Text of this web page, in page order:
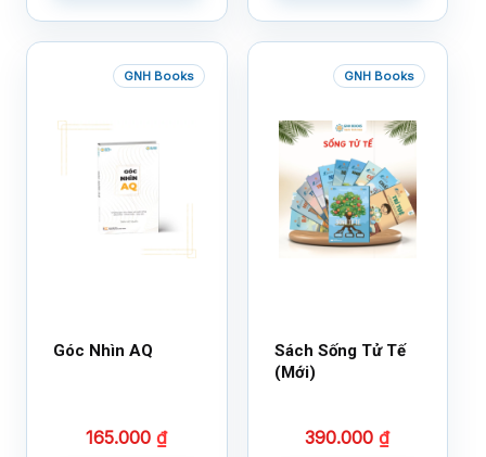
GNH Books
Góc Nhìn AQ
165.000₫
GNH Books
Sách Sống Tử Tế
(Mới)
390.000₫